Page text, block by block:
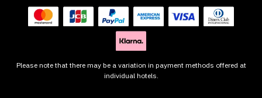
Please note that there may be a variation in payment methods offered at
individual hotels.